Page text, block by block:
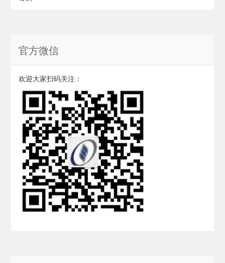
官方微信
欢迎大家扫码关注：